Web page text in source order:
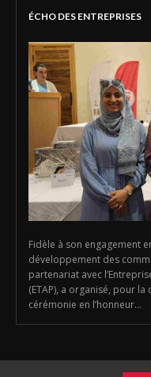
ÉCHO DES ENTREPRISES
Fidèle à son engagement
développement des
partenariat avec
(ETAP), a organisé, pour
cérémonie en l’honneur...